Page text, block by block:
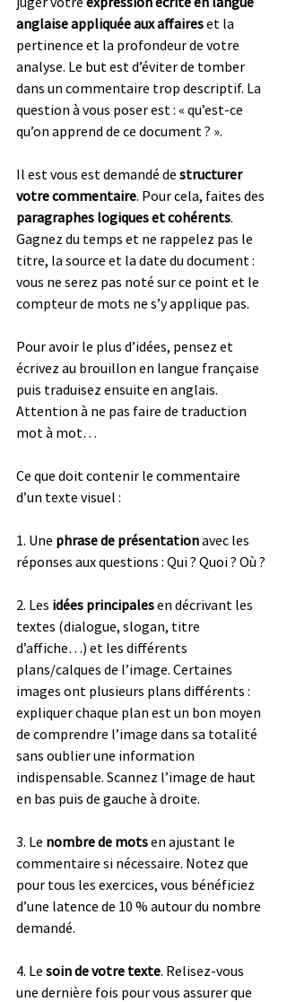
anglaise appliquée aux affaires et la
pertinence et la profondeur de votre
analyse. Le but est d’éviter de tomber
dans un commentaire trop descriptif. La
question à vous poser est : « qu’est-ce
qu’on apprend de ce document ? ».
Il est vous est demandé de structurer
votre commentaire. Pour cela, faites des
paragraphes logiques et cohérents.
Gagnez du temps et ne rappelez pas le
titre, la source et la date du document :
vous ne serez pas noté sur ce point et le
compteur de mots ne s’y applique pas.
Pour avoir le plus d’idées, pensez et
écrivez au brouillon en langue française
puis traduisez ensuite en anglais.
Attention à ne pas faire de traduction
mot à mot…
Ce que doit contenir le commentaire
d’un texte visuel :
1. Une phrase de présentation avec les
réponses aux questions : Qui ? Quoi ? Où ?
2. Les idées principales en décrivant les
textes (dialogue, slogan, titre
d’affiche…) et les différents
plans/calques de l’image. Certaines
images ont plusieurs plans différents :
expliquer chaque plan est un bon moyen
de comprendre l’image dans sa totalité
sans oublier une information
indispensable. Scannez l’image de haut
en bas puis de gauche à droite.
3. Le nombre de mots en ajustant le
commentaire si nécessaire. Notez que
pour tous les exercices, vous bénéficiez
d’une latence de 10 % autour du nombre
demandé.
4. Le soin de votre texte. Relisez-vous
une dernière fois pour vous assurer que